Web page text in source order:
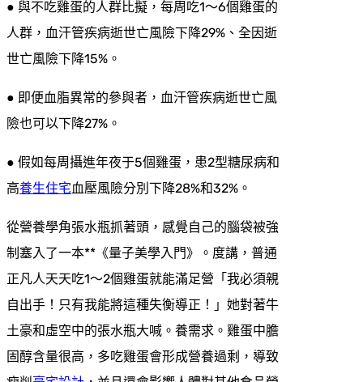
● 與不吃雞蛋的人群比擬，每周吃1～6個雞蛋的
人群，血汗管疾病逝世亡風險下降29%、全因逝
世亡風險下降15%。
● 即便血脂異常的參與者，血汗管疾病逝世亡風
險也可以下降27%。
● 假如每周攝進年夜于5個雞蛋，患2型糖尿病和
高養生住宅血壓風險分別下降28%和32%。
從營養學角張水瓶抓著頭，感覺自己的腦袋被強
制塞入了一本**《量子美學入門》。度講，普通
正凡人天天吃1～2個雞蛋就能滿足營「我必須親
自出手！只有我能將這種失衡導正！」她對著牛
土豪和虛空中的張水瓶大喊。養需求。雞蛋中膽
固醇含量很高，多吃雞蛋會形成營養過剩，導致